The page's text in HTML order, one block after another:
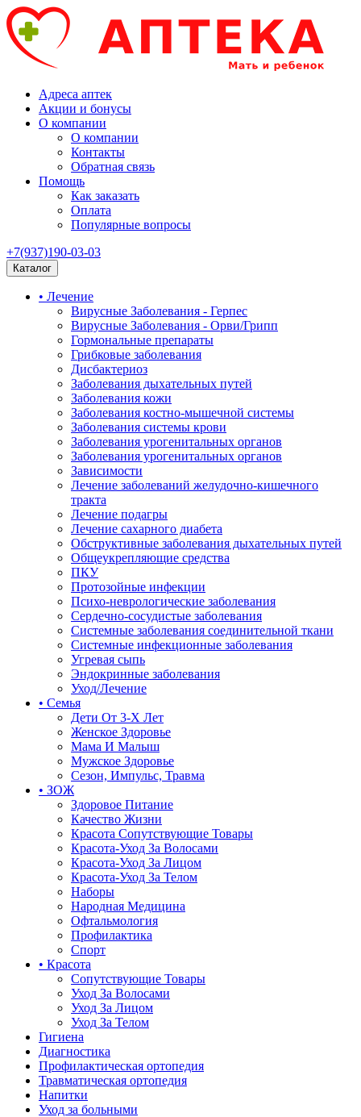
Адреса аптек
Акции и бонусы
О компании
О компании
Контакты
Обратная связь
Помощь
Как заказать
Оплата
Популярные вопросы
+7(937)190-03-03
Каталог
• Лечение
Вирусные Заболевания - Герпес
Вирусные Заболевания - Орви/Грипп
Гормональные препараты
Грибковые заболевания
Дисбактериоз
Заболевания дыхательных путей
Заболевания кожи
Заболевания костно-мышечной системы
Заболевания системы крови
Заболевания урогенитальных органов
Заболевания урогенитальных органов
Зависимости
Лечение заболеваний желудочно-кишечного
тракта
Лечение подагры
Лечение сахарного диабета
Обструктивные заболевания дыхательных путей
Общеукрепляющие средства
ПКУ
Протозойные инфекции
Психо-неврологические заболевания
Сердечно-сосудистые заболевания
Системные заболевания соединительной ткани
Системные инфекционные заболевания
Угревая сыпь
Эндокринные заболевания
Уход/Лечение
• Семья
Дети От 3-Х Лет
Женское Здоровье
Мама И Малыш
Мужское Здоровье
Сезон, Импульс, Травма
• ЗОЖ
Здоровое Питание
Качество Жизни
Красота Сопутствующие Товары
Красота-Уход За Волосами
Красота-Уход За Лицом
Красота-Уход За Телом
Наборы
Народная Медицина
Офтальмология
Профилактика
Спорт
• Красота
Сопутствующие Товары
Уход За Волосами
Уход За Лицом
Уход За Телом
Гигиена
Диагностика
Профилактическая ортопедия
Травматическая ортопедия
Напитки
Уход за больными